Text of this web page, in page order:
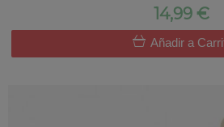
14,99 €
Añadir a